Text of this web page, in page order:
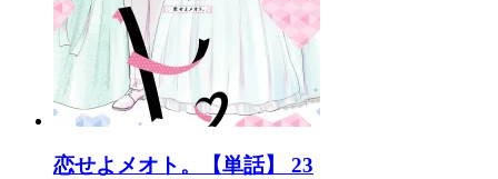
恋せよメオト。【単話】 23